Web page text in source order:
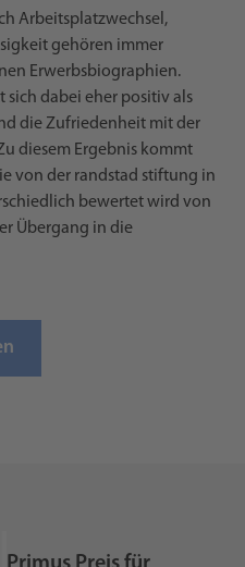
Arbeitsplatzwechsel,
gehören immer
Erwerbsbiographien.
dabei eher positiv als
die Zufriedenheit mit der
diesem Ergebnis kommt
von der randstad stiftung in
bewertet wird von
Übergang in die